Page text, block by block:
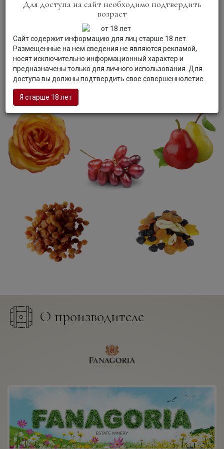
блюдам, например, к блюдам традиционной русской или
О производителе
Для доступа на сайт необходимо подтвердить
возраст
Сайт содержит информацию для лиц старше 18 лет.
Размещенные на нем сведения не являются рекламой,
носят исключительно информационный характер и
предназначены только для личного использования. Для
доступа вы должны подтвердить свое совершеннолетие.
Я старше 18 лет